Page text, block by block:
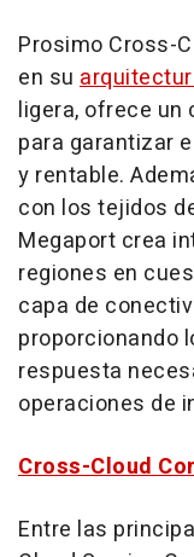
Prosimo Cross-
en su
ligera, ofrece un
para garantizar
y rentable.
con los tejidos
Megaport crea
regiones en
capa de
proporcionando
respuesta
operaciones de
Cross-Cloud
Entre las